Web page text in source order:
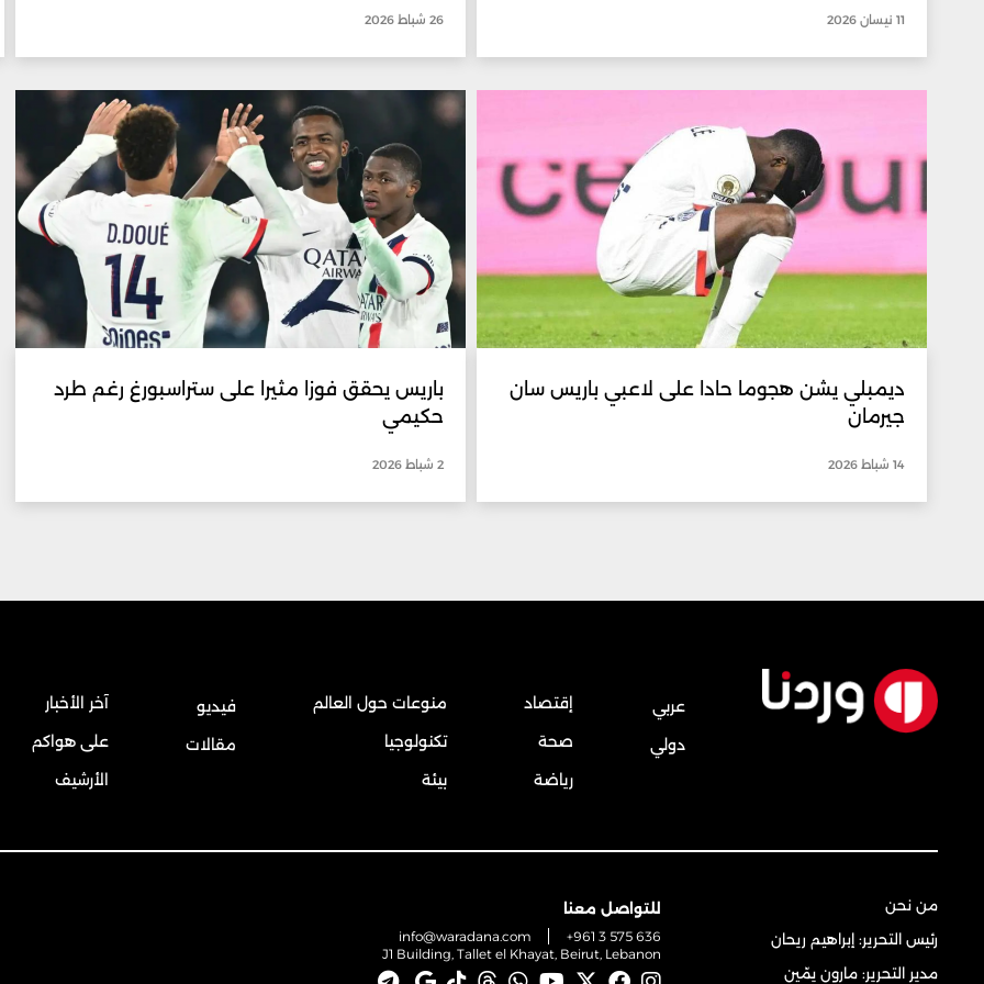
11 نيسان 2026 26 شباط 2026
ديمبلي يشن هجوما حادا على لاعبي باريس سان
جيرمان
14 شباط 2026
باريس يحقق فوزا مثيرا على ستراسبورغ رغم طرد
حكيمي
2 شباط 2026
عربي
دولي
إقتصاد
صحة
رياضة
منوعات حول العالم
تكنولوجيا
بيئة
فيديو
مقالات
آخر الأخبار
على هواكم
الأرشيف
من نحن
رئيس التحرير: إبراهيم ريحان
مدير التحرير: مارون يمّين
للتواصل معنا
info@waradana.com
+961 3 575 636
J1 Building, Tallet el Khayat, Beirut, Lebanon